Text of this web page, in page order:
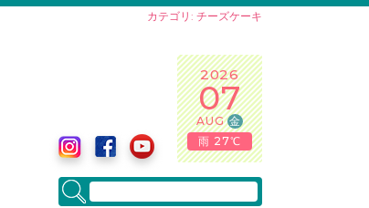
カテゴリ: チーズケーキ
2026
07
AUG金
雨 27℃